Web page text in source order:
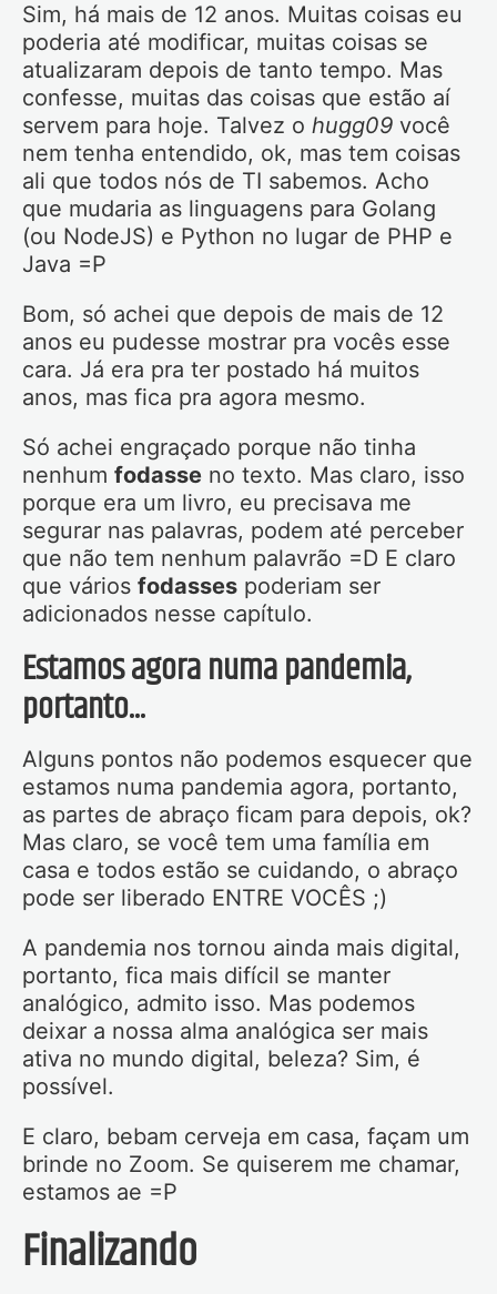
Sim, há mais de 12 anos. Muitas coisas eu
poderia até modificar, muitas coisas se
atualizaram depois de tanto tempo. Mas
confesse, muitas das coisas que estão aí
servem para hoje. Talvez o hugg09 você
nem tenha entendido, ok, mas tem coisas
ali que todos nós de TI sabemos. Acho
que mudaria as linguagens para Golang
(ou NodeJS) e Python no lugar de PHP e
Java =P
Bom, só achei que depois de mais de 12
anos eu pudesse mostrar pra vocês esse
cara. Já era pra ter postado há muitos
anos, mas fica pra agora mesmo.
Só achei engraçado porque não tinha
nenhum fodasse no texto. Mas claro, isso
porque era um livro, eu precisava me
segurar nas palavras, podem até perceber
que não tem nenhum palavrão =D E claro
que vários fodasses poderiam ser
adicionados nesse capítulo.
Estamos agora numa pandemia,
portanto...
Alguns pontos não podemos esquecer que
estamos numa pandemia agora, portanto,
as partes de abraço ficam para depois, ok?
Mas claro, se você tem uma família em
casa e todos estão se cuidando, o abraço
pode ser liberado ENTRE VOCÊS ;)
A pandemia nos tornou ainda mais digital,
portanto, fica mais difícil se manter
analógico, admito isso. Mas podemos
deixar a nossa alma analógica ser mais
ativa no mundo digital, beleza? Sim, é
possível.
E claro, bebam cerveja em casa, façam um
brinde no Zoom. Se quiserem me chamar,
estamos ae =P
Finalizando